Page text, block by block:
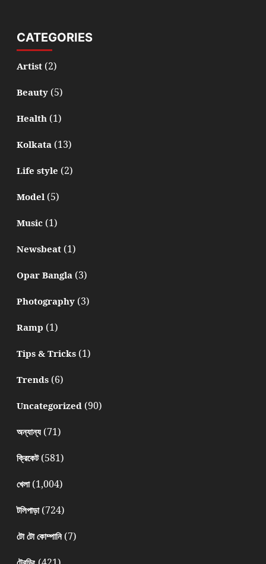
CATEGORIES
Artist(2)
Beauty(5)
Health(1)
Kolkata(13)
Life style (2)
Model(5)
Music(1)
Newsbeat(1)
Opar Bangla(3)
Photography(3)
Ramp (1)
Tips & Tricks(1)
Trends(6)
Uncategorized(90)
অন্যান্য(71)
ক্রিকেট(581)
খেলা(1,004)
টলিপাড়া(724)
টো টো কোম্পানি(7)